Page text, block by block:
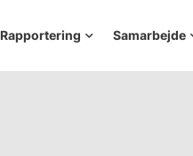
Rapportering Samarbejde